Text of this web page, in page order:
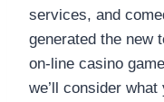
services, and
generated the new
on-line casino
we’ll consider